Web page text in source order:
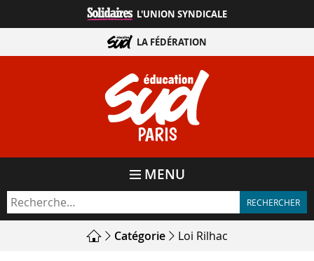
directement
contenu
PARIS
L'UNION SYNDICALE
LA FÉDÉRATION
MENU
Catégorie Loi Rilhac